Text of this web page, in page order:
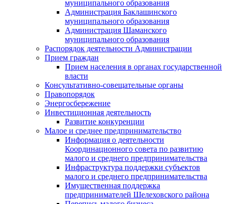
муниципального образования
Администрация Баклашинского
муниципального образования
Администрация Шаманского
муниципального образования
Распорядок деятельности Администрации
Прием граждан
Прием населения в органах государственной
власти
Консультативно-совещательные органы
Правопорядок
Энергосбережение
Инвестиционная деятельность
Развитие конкуренции
Малое и среднее предпринимательство
Информация о деятельности
Координационного совета по развитию
малого и среднего предпринимательства
Инфраструктура поддержки субъектов
малого и среднего предпринимательства
Имущественная поддержка
предпринимателей Шелеховского района